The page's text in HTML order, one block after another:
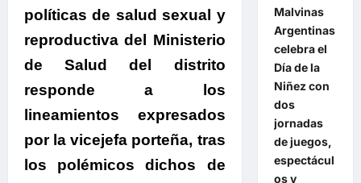
políticas de salud sexual y
reproductiva del Ministerio
de Salud del distrito
responde a los
lineamientos expresados
por la vicejefa porteña, tras
los polémicos dichos de
Malvinas
Argentinas
celebra el
Día de la
Niñez con
dos
jornadas
de juegos,
espectácul
os y